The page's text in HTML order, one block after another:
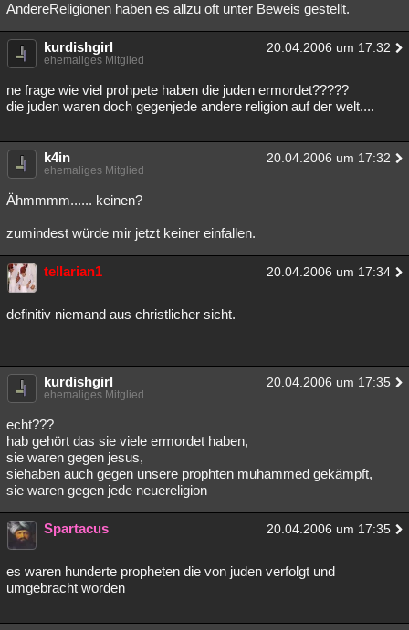
AndereReligionen haben es allzu oft unter Beweis gestellt.
kurdishgirl 20.04.2006 um 17:32
ehemaliges Mitglied
ne frage wie viel prohpete haben die juden ermordet?????
die juden waren doch gegenjede andere religion auf der welt....
k4in 20.04.2006 um 17:32
ehemaliges Mitglied
Ähmmmm...... keinen?
zumindest würde mir jetzt keiner einfallen.
tellarian1 20.04.2006 um 17:34
definitiv niemand aus christlicher sicht.
kurdishgirl 20.04.2006 um 17:35
ehemaliges Mitglied
echt???
hab gehört das sie viele ermordet haben,
sie waren gegen jesus,
siehaben auch gegen unsere prophten muhammed gekämpft,
sie waren gegen jede neuereligion
Spartacus 20.04.2006 um 17:35
es waren hunderte propheten die von juden verfolgt und
umgebracht worden